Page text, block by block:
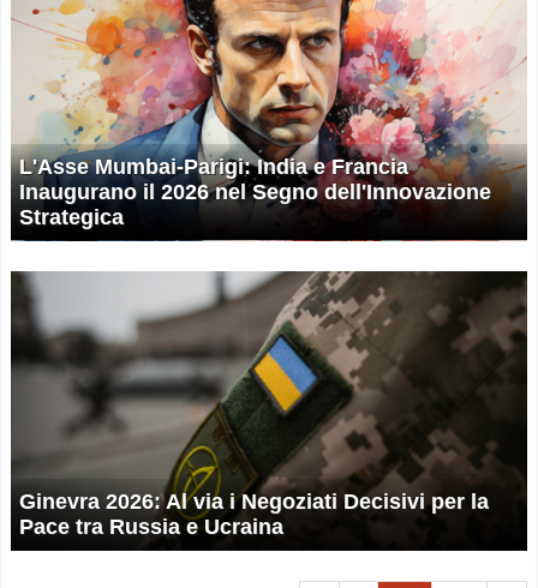
L'Asse Mumbai-Parigi: India e Francia
Inaugurano il 2026 nel Segno dell'Innovazione
Strategica
Ginevra 2026: Al via i Negoziati Decisivi per la
Pace tra Russia e Ucraina